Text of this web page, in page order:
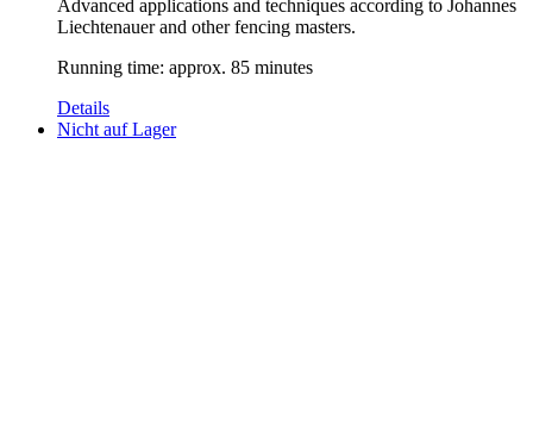
Advanced applications and techniques according to Johannes
Liechtenauer and other fencing masters.
Running time: approx. 85 minutes
Details
Nicht auf Lager